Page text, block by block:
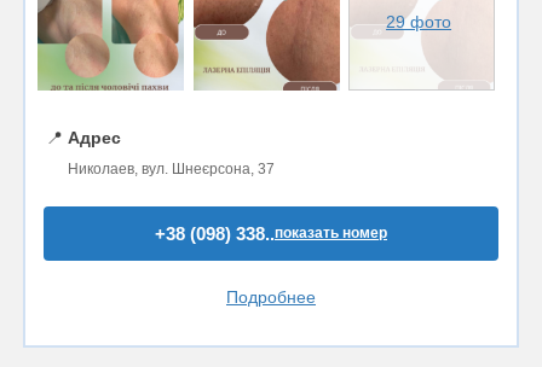
29 фото
📍 Адрес
Николаев, вул. Шнеєрсона, 37
+38 (098) 338..показать номер
Подробнее